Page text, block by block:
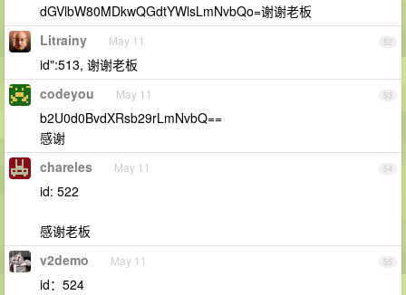
dGVlbW80MDkwQGdtYWlsLmNvbQo=谢谢老板
52
Litrainy May 11
id":513, 谢谢老板
53
codeyou May 11
b2U0d0BvdXRsb29rLmNvbQ==
感谢
54
chareles May 11
id: 522
感谢老板
55
v2demo May 11
id：524